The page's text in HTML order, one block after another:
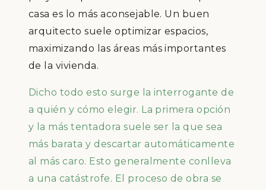
casa es lo más aconsejable. Un buen
arquitecto suele optimizar espacios,
maximizando las áreas más importantes
de la vivienda.
Dicho todo esto surge la interrogante de
a quién y cómo elegir. La primera opción
y la más tentadora suele ser la que sea
más barata y descartar automáticamente
al más caro. Esto generalmente conlleva
a una catástrofe. El proceso de obra se